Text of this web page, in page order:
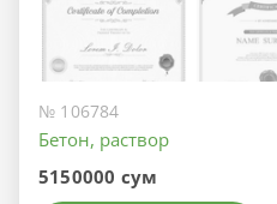
№ 106784
Бетон, раствор
5150000 сум